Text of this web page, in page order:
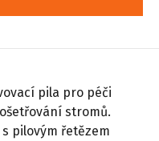
pila pro péči
stromů.
pilovým řetězem